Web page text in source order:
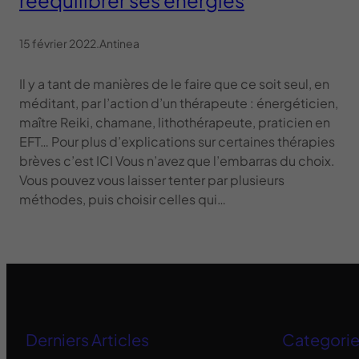
15 février 2022 Antinea
Il y a tant de manières de le faire que ce soit seul, en
méditant, par l’action d’un thérapeute : énergéticien,
maître Reiki, chamane, lithothérapeute, praticien en
EFT… Pour plus d’explications sur certaines thérapies
brèves c’est ICI Vous n’avez que l’embarras du choix.
Vous pouvez vous laisser tenter par plusieurs
méthodes, puis choisir celles qui…
Derniers Articles